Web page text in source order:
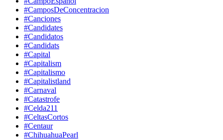
#CamposDeConcentracion
#Canciones
#Candidates
#Candidatos
#Candidats
#Capital
#Capitalism
#Capitalismo
#Capitalistland
#Carnaval
#Catastrofe
#Celda211
#CeltasCortos
#Centaur
#ChihuahuaPearl